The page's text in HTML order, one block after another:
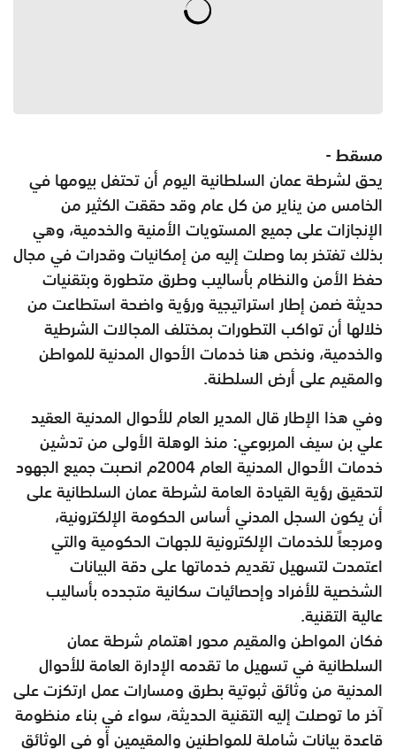
مسقط -
يحق لشرطة عمان السلطانية اليوم أن تحتفل بيومها في
الخامس من يناير من كل عام وقد حققت الكثير من
الإنجازات على جميع المستويات الأمنية والخدمية، وهي
بذلك تفتخر بما وصلت إليه من إمكانيات وقدرات في مجال
حفظ الأمن والنظام بأساليب وطرق متطورة وبتقنيات
حديثة ضمن إطار استراتيجية ورؤية واضحة استطاعت من
خلالها أن تواكب التطورات بمختلف المجالات الشرطية
والخدمية، ونخص هنا خدمات الأحوال المدنية للمواطن
والمقيم على أرض السلطنة.
وفي هذا الإطار قال المدير العام للأحوال المدنية العقيد
علي بن سيف المربوعي: منذ الوهلة الأولى من تدشين
خدمات الأحوال المدنية العام 2004م انصبت جميع الجهود
لتحقيق رؤية القيادة العامة لشرطة عمان السلطانية على
أن يكون السجل المدني أساس الحكومة الإلكترونية،
ومرجعاً للخدمات الإلكترونية للجهات الحكومية والتي
اعتمدت لتسهيل تقديم خدماتها على دقة البيانات
الشخصية للأفراد وإحصائيات سكانية متجدده بأساليب
عالية التقنية.
فكان المواطن والمقيم محور اهتمام شرطة عمان
السلطانية في تسهيل ما تقدمه الإدارة العامة للأحوال
المدنية من وثائق ثبوتية بطرق ومسارات عمل ارتكزت على
آخر ما توصلت إليه التقنية الحديثة، سواء في بناء منظومة
قاعدة بيانات شاملة للمواطنين والمقيمين أو في الوثائق